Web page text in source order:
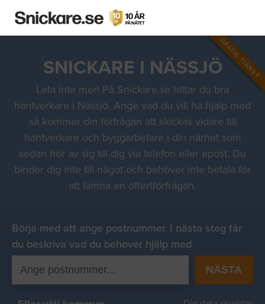
GRATIS TJÄNST
SNICKARE I NÄSSJÖ
Leta inte mer! På Snickare.se hittar du bra
hantverkare i Nässjö. Ange vad du vill ha hjälp med
så kommer din förfrågan att skickas vidare till
hantverkare och byggarbetare i din närhet som
sedan hör av sig till dig via telefon eller epost. Du
binder dig inte till något och behöver inte betala för
att lämna en offertförfrågan.
Börja med att ange postnummer. I nästa steg får
du beskriva vad du behover hjälp med
NÄSTA